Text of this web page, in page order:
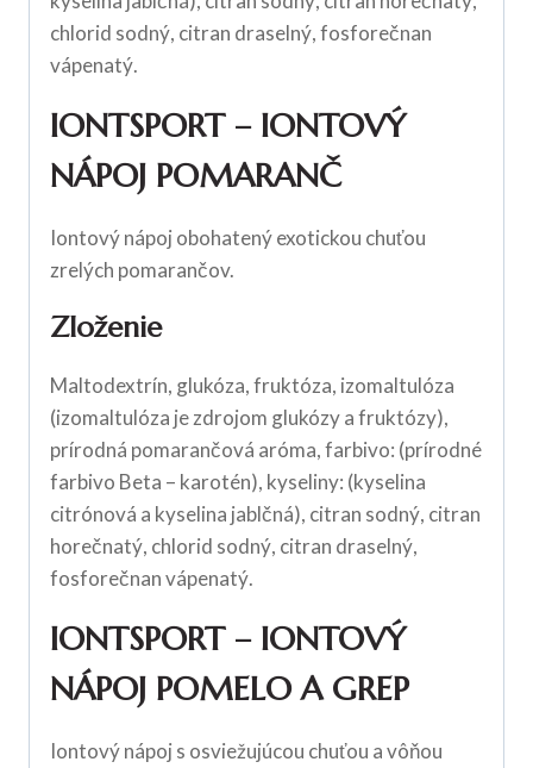
chlorid sodný, citran draselný, fosforečnan
vápenatý.
IONTSPORT – IONTOVÝ
NÁPOJ POMARANČ
Iontový nápoj obohatený exotickou chuťou
zrelých pomarančov.
Zloženie
Maltodextrín, glukóza, fruktóza, izomaltulóza
(izomaltulóza je zdrojom glukózy a fruktózy),
prírodná pomarančová aróma, farbivo: (prírodné
farbivo Beta – karotén), kyseliny: (kyselina
citrónová a kyselina jablčná), citran sodný, citran
horečnatý, chlorid sodný, citran draselný,
fosforečnan vápenatý.
IONTSPORT – IONTOVÝ
NÁPOJ POMELO A GREP
Iontový nápoj s osviežujúcou chuťou a vôňou